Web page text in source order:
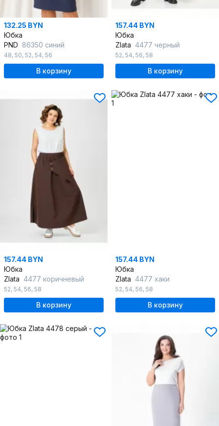
132.25 BYN
Юбка
PND 86350 синий
48, 50, 52, 54, 56
В корзину
157.44 BYN
Юбка
Zlata 4477 черный
52, 54, 56, 58
В корзину
157.44 BYN
Юбка
Zlata 4477 коричневый
52, 54, 56, 58
В корзину
157.44 BYN
Юбка
Zlata 4477 хаки
52, 54, 56, 58
В корзину